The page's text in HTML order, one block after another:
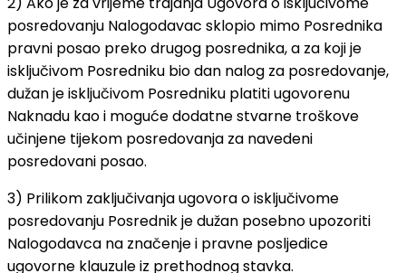
posredovanju Nalogodavac sklopio mimo Posrednika
pravni posao preko drugog posrednika, a za koji je
isključivom Posredniku bio dan nalog za posredovanje,
dužan je isključivom Posredniku platiti ugovorenu
Naknadu kao i moguće dodatne stvarne troškove
učinjene tijekom posredovanja za navedeni
posredovani posao.
3) Prilikom zaključivanja ugovora o isključivome
posredovanju Posrednik je dužan posebno upozoriti
Nalogodavca na značenje i pravne posljedice
ugovorne klauzule iz prethodnog stavka.